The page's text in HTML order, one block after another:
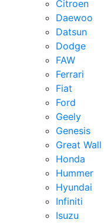
Citroen
Daewoo
Datsun
Dodge
FAW
Ferrari
Fiat
Ford
Geely
Genesis
Great Wall
Honda
Hummer
Hyundai
Infiniti
Isuzu